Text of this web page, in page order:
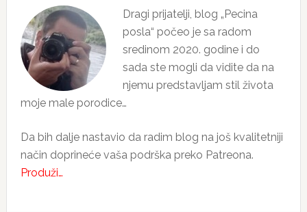
Dragi prijatelji, blog „Pecina
posla“ počeo je sa radom
sredinom 2020. godine i do
sada ste mogli da vidite da na
njemu predstavljam stil života
moje male porodice…
Da bih dalje nastavio da radim blog na još kvalitetniji
način doprineće vaša podrška preko Patreona.
Produži…